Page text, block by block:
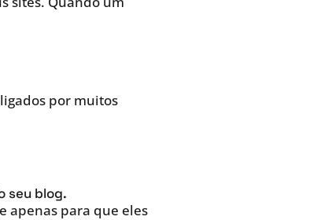
por muitos
seu blog.
apenas para que eles